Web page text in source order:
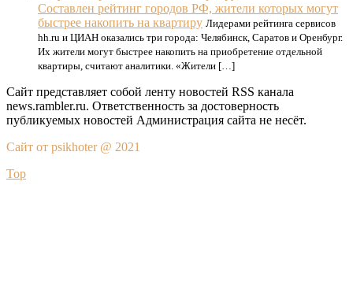
Составлен рейтинг городов РФ, жители которых могут
быстрее накопить на квартиру Лидерами рейтинга сервисов
hh.ru и ЦИАН оказались три города: Челябинск, Саратов и Оренбург.
Их жители могут быстрее накопить на приобретение отдельной
квартиры, считают аналитики. «Жители […]
Сайт представляет собой ленту новостей RSS канала
news.rambler.ru. Ответственность за достоверность
публикуемых новостей Администрация сайта не несёт.
Сайт от psikhoter @ 2021
Top